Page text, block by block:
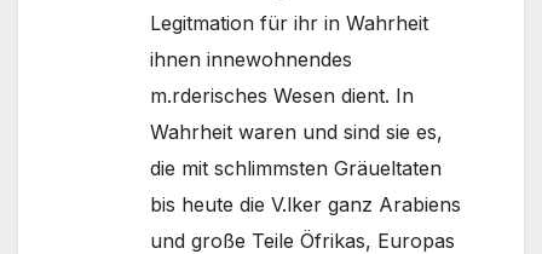
Legitmation für ihr in Wahrheit
ihnen innewohnendes
m.rderisches Wesen dient. In
Wahrheit waren und sind sie es,
die mit schlimmsten Gräueltaten
bis heute die V.lker ganz Arabiens
und große Teile Öfrikas, Europas